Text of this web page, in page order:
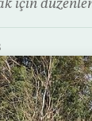
için